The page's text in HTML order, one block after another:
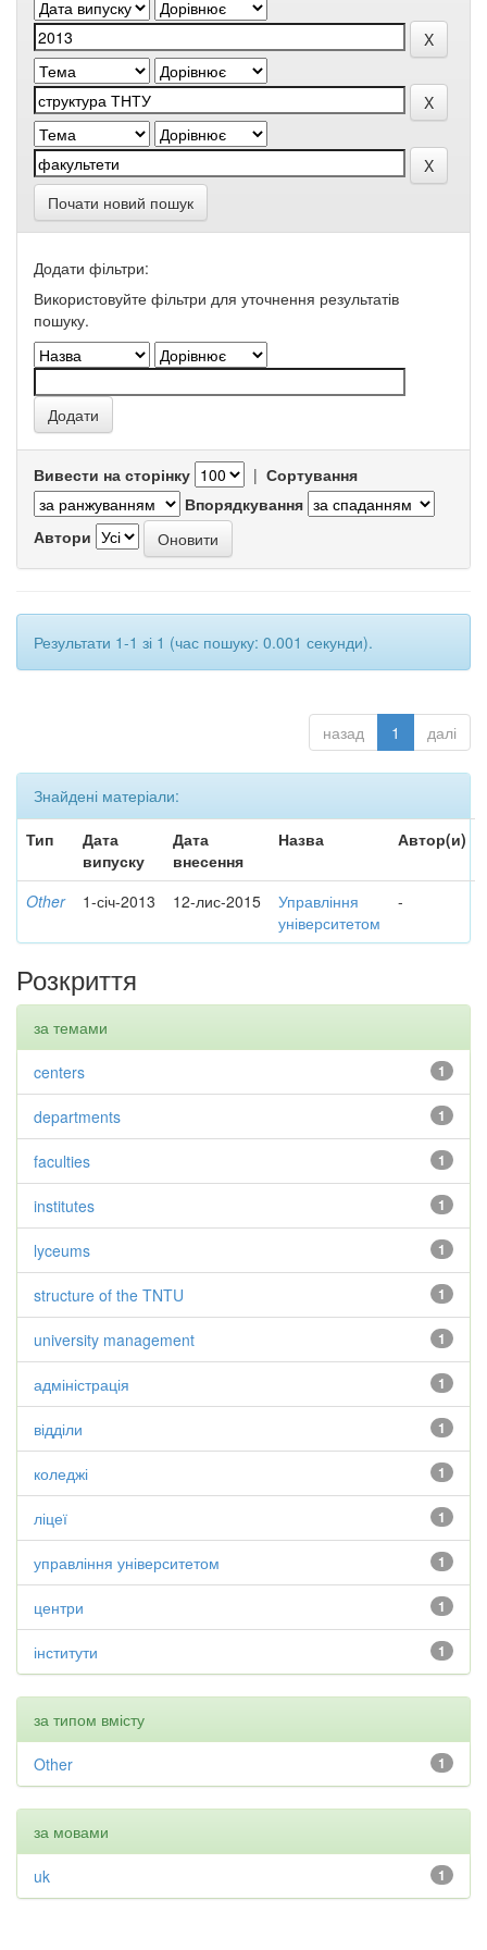
Почати новий пошук
Додати фільтри:
Використовуйте фільтри для уточнення результатів
пошуку.
Вивести на сторінку | Сортування
Впорядкування
Автори
Результати 1-1 зі 1 (час пошуку: 0.001 секунди).
назад 1 далі
Знайдені матеріали:
Тип
Дата
випуску
Дата
внесення
Назва Автор(и)
Other 1-січ-2013 12-лис-2015
Управління
університетом
-
Розкриття
за темами
1
centers
1
departments
1
faculties
1
institutes
1
lyceums
1
structure of the TNTU
1
university management
1
адміністрація
1
відділи
1
коледжі
1
ліцеї
1
управління університетом
1
центри
1
інститути
за типом вмісту
1
Other
за мовами
1
uk